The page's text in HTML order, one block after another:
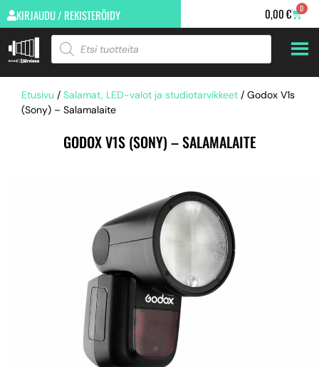
KIRJAUDU / REKISTERÖIDY 0,00€ 0
Etusivu / Salamat, LED-valot ja studiotarvikkeet / Godox V1s
(Sony) – Salamalaite
GODOX V1S (SONY) – SALAMALAITE